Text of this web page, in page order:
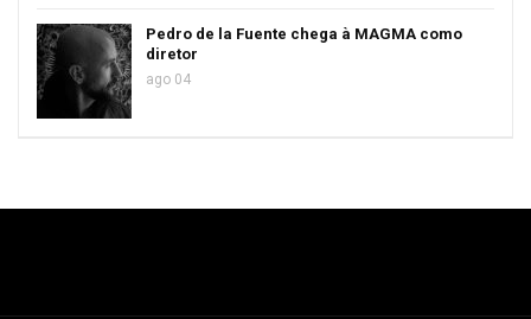
Pedro de la Fuente chega à MAGMA como
diretor
ago 04